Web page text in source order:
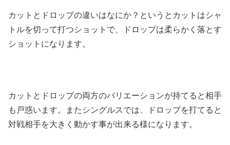
カットとドロップの違いはなにか？というとカットはシャ
トルを切って打つショットで、ドロップは柔らかく落とす
ショットになります。
カットとドロップの両方のバリエーションが持てると相手
も戸惑います。またシングルスでは、ドロップを打てると
対戦相手を大きく動かす事が出来る様になります。